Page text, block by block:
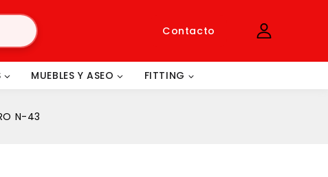
Contacto
MUEBLES Y ASEO FITTING
N-43